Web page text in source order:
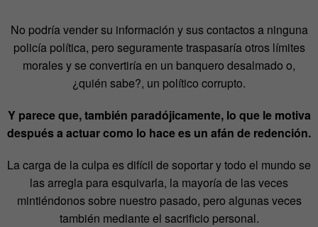
No podría vender su información y sus contactos a ninguna
policía política, pero seguramente traspasaría otros límites
morales y se convertiría en un banquero desalmado o,
¿quién sabe?, un político corrupto.
Y parece que, también paradójicamente, lo que le motiva
después a actuar como lo hace es un afán de redención.
La carga de la culpa es difícil de soportar y todo el mundo se
las arregla para esquivarla, la mayoría de las veces
mintiéndonos sobre nuestro pasado, pero algunas veces
también mediante el sacrificio personal.